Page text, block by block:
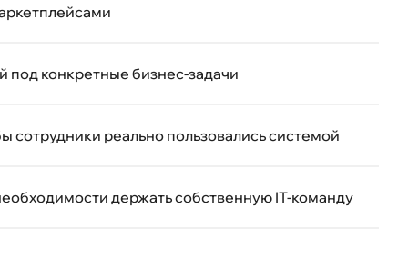
конкретные бизнес-задачи
сотрудники реально пользовались системой
держать собственную IT-команду